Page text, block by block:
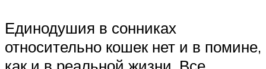
Единодушия в сонниках
относительно кошек нет и в помине,
как и в реальной жизни. Все